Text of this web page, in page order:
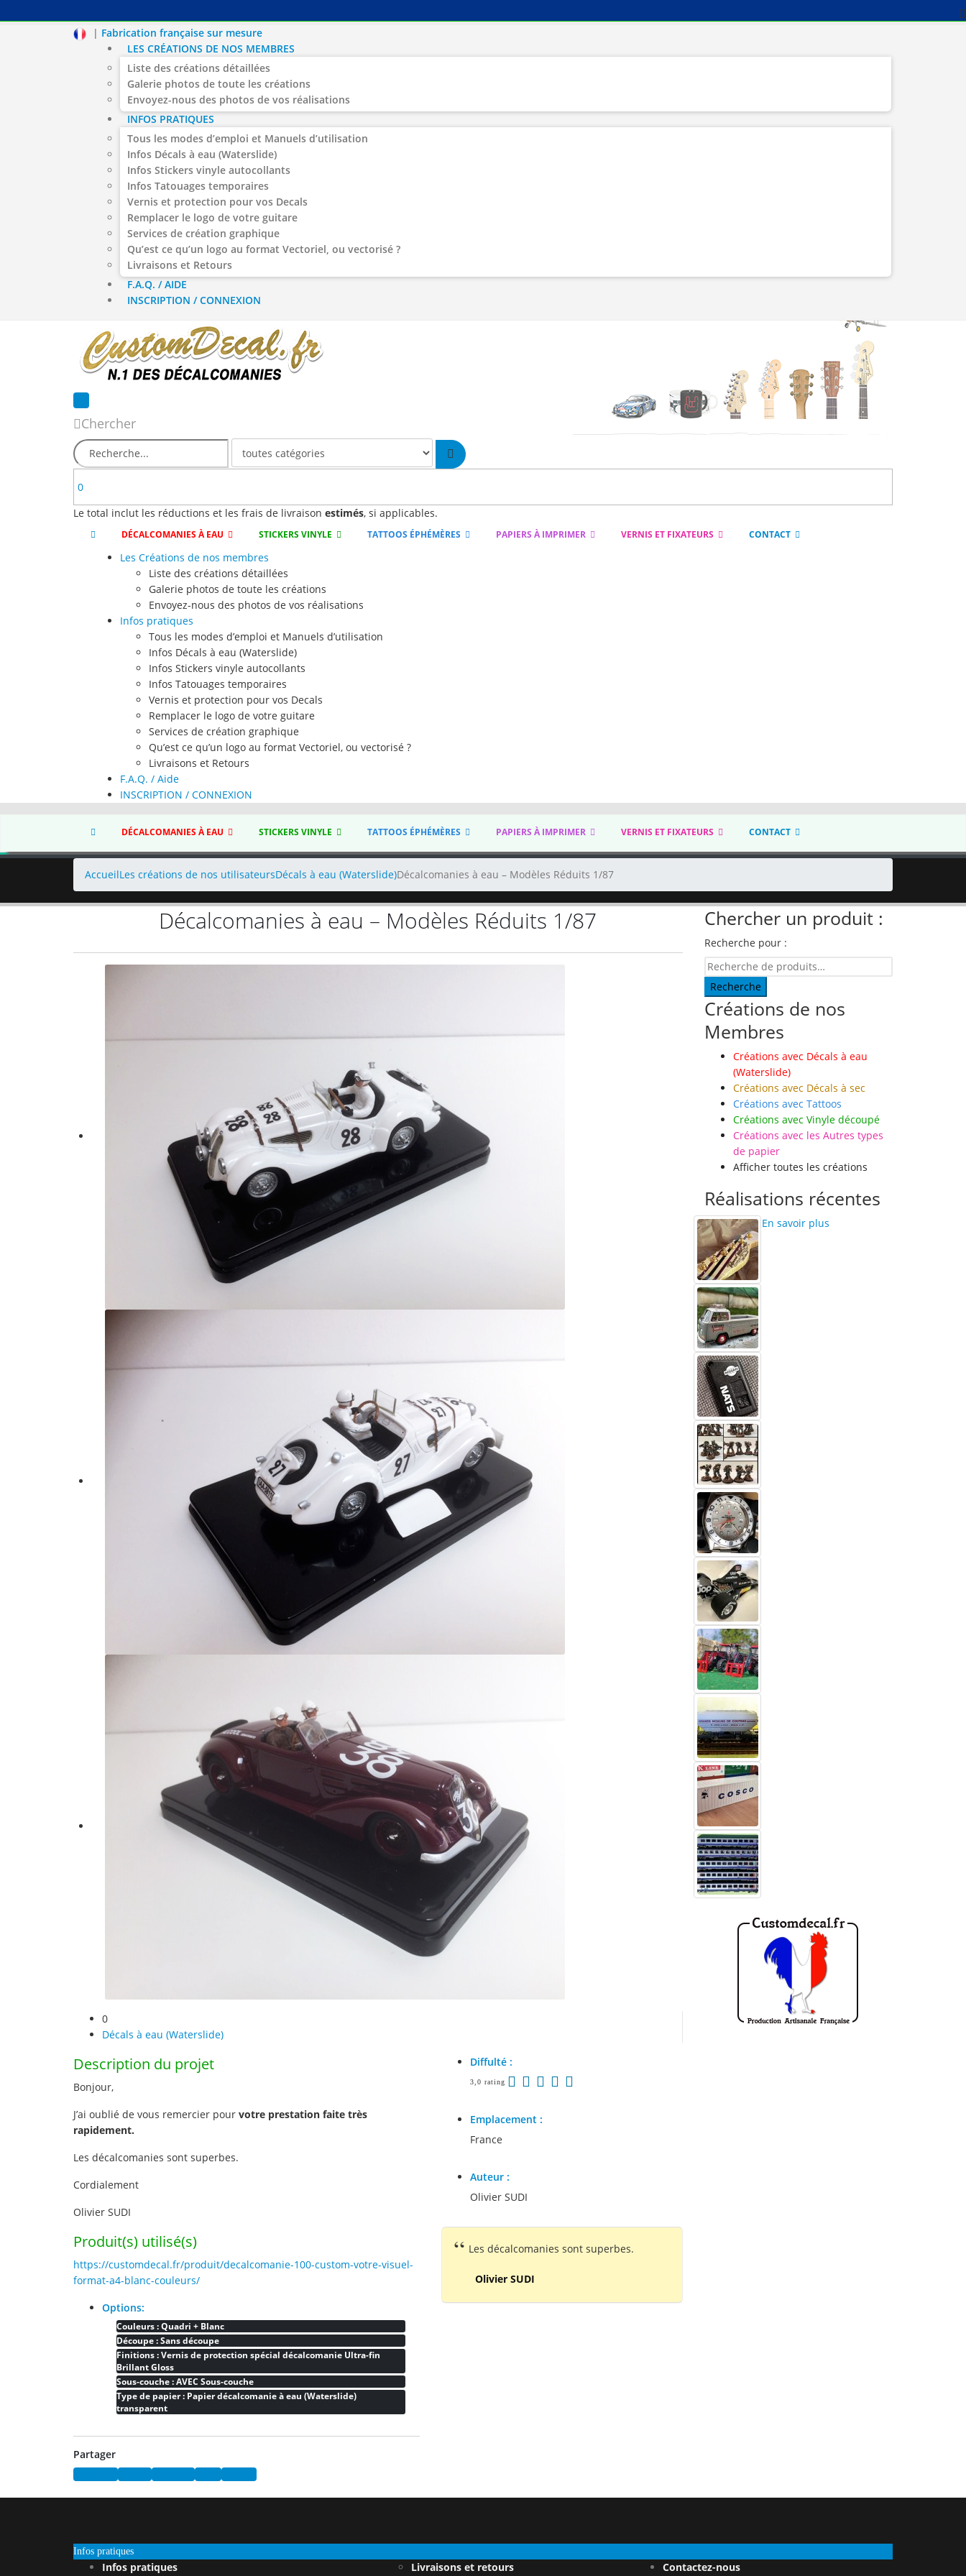
| Fabrication française sur mesure
LES CRÉATIONS DE NOS MEMBRES
Liste des créations détaillées
Galerie photos de toute les créations
Envoyez-nous des photos de vos réalisations
INFOS PRATIQUES
Tous les modes d’emploi et Manuels d’utilisation
Infos Décals à eau (Waterslide)
Infos Stickers vinyle autocollants
Infos Tatouages temporaires
Vernis et protection pour vos Decals
Remplacer le logo de votre guitare
Services de création graphique
Qu’est ce qu’un logo au format Vectoriel, ou vectorisé ?
Livraisons et Retours
F.A.Q. / AIDE
INSCRIPTION / CONNEXION
Chercher
0
Le total inclut les réductions et les frais de livraison estimés, si applicables.
DÉCALCOMANIES À EAU STICKERS VINYLE TATTOOS ÉPHÉMÈRES PAPIERS À IMPRIMER VERNIS ET FIXATEURS CONTACT
Les Créations de nos membres
Liste des créations détaillées
Galerie photos de toute les créations
Envoyez-nous des photos de vos réalisations
Infos pratiques
Tous les modes d’emploi et Manuels d’utilisation
Infos Décals à eau (Waterslide)
Infos Stickers vinyle autocollants
Infos Tatouages temporaires
Vernis et protection pour vos Decals
Remplacer le logo de votre guitare
Services de création graphique
Qu’est ce qu’un logo au format Vectoriel, ou vectorisé ?
Livraisons et Retours
F.A.Q. / Aide
INSCRIPTION / CONNEXION
DÉCALCOMANIES À EAU STICKERS VINYLE TATTOOS ÉPHÉMÈRES PAPIERS À IMPRIMER VERNIS ET FIXATEURS CONTACT
AccueilLes créations de nos utilisateursDécals à eau (Waterslide)Décalcomanies à eau – Modèles Réduits 1/87
Décalcomanies à eau – Modèles Réduits 1/87
0
Décals à eau (Waterslide)
Description du projet
Bonjour,
J’ai oublié de vous remercier pour votre prestation faite très
rapidement.
Les décalcomanies sont superbes.
Cordialement
Olivier SUDI
Produit(s) utilisé(s)
https://customdecal.fr/produit/decalcomanie-100-custom-votre-visuel-
format-a4-blanc-couleurs/
Options:
Couleurs : Quadri + Blanc
Découpe : Sans découpe
Finitions : Vernis de protection spécial décalcomanie Ultra-fin
Brillant Gloss
Sous-couche : AVEC Sous-couche
Type de papier : Papier décalcomanie à eau (Waterslide)
transparent
Partager
FacebookTwitterPinterestEmailTumblr
Diffulté :
3,0 rating
Emplacement :
France
Auteur :
Olivier SUDI
Les décalcomanies sont superbes.
Olivier SUDI
Chercher un produit :
Recherche pour :
Recherche
Créations de nos
Membres
Créations avec Décals à eau
(Waterslide)
Créations avec Décals à sec
Créations avec Tattoos
Créations avec Vinyle découpé
Créations avec les Autres types
de papier
Afficher toutes les créations
Réalisations récentes
En savoir plus
Infos pratiques
Infos pratiques
Livraisons et retours
Contactez-nous